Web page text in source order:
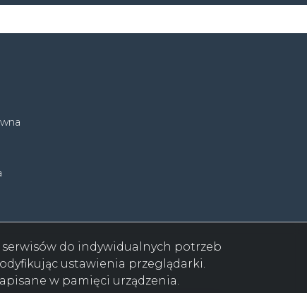
serwisów do indywidualnych potrzeb
ustawienia przeglądarki.
w pamięci urządzenia.